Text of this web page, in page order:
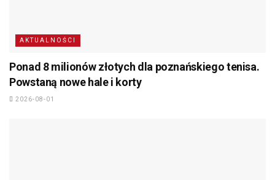
AKTUALNOŚCI
Ponad 8 milionów złotych dla poznańskiego tenisa.
Powstaną nowe hale i korty
2026-08-01